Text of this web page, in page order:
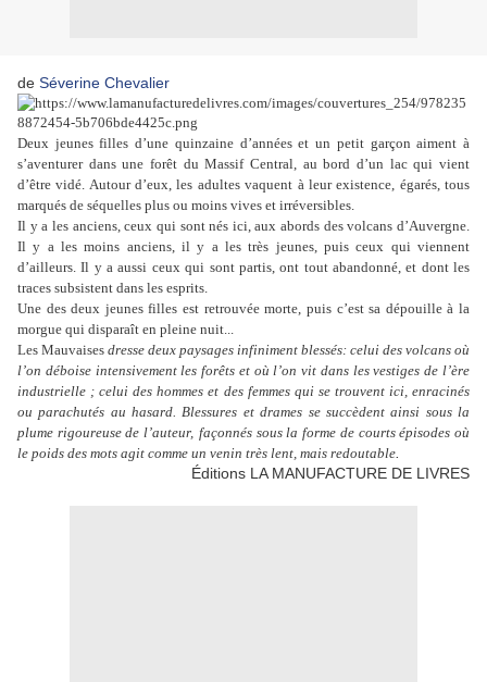
de Séverine Chevalier
Deux jeunes filles d’une quinzaine d’années et un petit garçon aiment à
s’aventurer dans une forêt du Massif Central, au bord d’un lac qui vient
d’être vidé. Autour d’eux, les adultes vaquent à leur existence, égarés, tous
marqués de séquelles plus ou moins vives et irréversibles.
Il y a les anciens, ceux qui sont nés ici, aux abords des volcans d’Auvergne.
Il y a les moins anciens, il y a les très jeunes, puis ceux qui viennent
d’ailleurs. Il y a aussi ceux qui sont partis, ont tout abandonné, et dont les
traces subsistent dans les esprits.
Une des deux jeunes filles est retrouvée morte, puis c’est sa dépouille à la
morgue qui disparaît en pleine nuit...
Les Mauvaises dresse deux paysages infiniment blessés: celui des volcans où
l’on déboise intensivement les forêts et où l’on vit dans les vestiges de l’ère
industrielle ; celui des hommes et des femmes qui se trouvent ici, enracinés
ou parachutés au hasard. Blessures et drames se succèdent ainsi sous la
plume rigoureuse de l’auteur, façonnés sous la forme de courts épisodes où
le poids des mots agit comme un venin très lent, mais redoutable
Éditions LA MANUFACTURE DE LIVRES